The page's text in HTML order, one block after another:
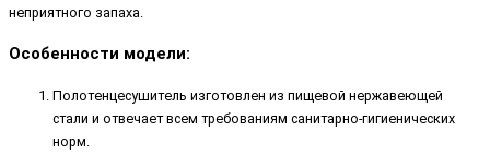
неприятного запаха.
Особенности модели:
Полотенцесушитель изготовлен из пищевой нержавеющей
стали и отвечает всем требованиям санитарно-гигиенических
норм.